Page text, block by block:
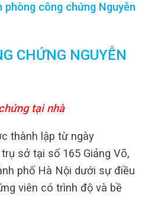
phòng công chứng Nguyễn
CHỨNG NGUYỄN
tại nhà
thành lập từ ngày
sở tại số 165 Giảng Võ,
phố Hà Nội dưới sự điều
viên có trình độ và bề